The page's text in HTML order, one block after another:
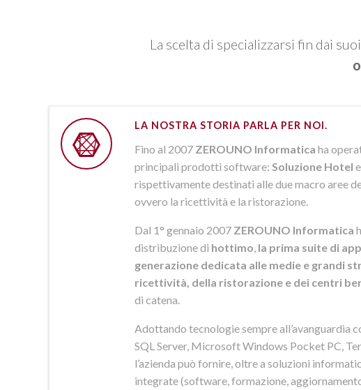
La scelta di specializzarsi fin dai
LA NOSTRA STORIA PARLA PER NOI.
Fino al 2007 ZEROUNO Informatica ha
principali prodotti software: Soluzione Hotel e
rispettivamente destinati alle due macro aree
ovvero la ricettività e la ristorazione.
Dal 1° gennaio 2007 ZEROUNO Informatica
distribuzione di hottimo la prima suite di
generazione dedicata alle medie e grandi
ricettività, della ristorazione e dei centri
di catena.
Adottando tecnologie sempre all’avanguardia
SQL Server, Microsoft Windows Pocket PC,
l’azienda può fornire, oltre a soluzioni
integrate (software, formazione,